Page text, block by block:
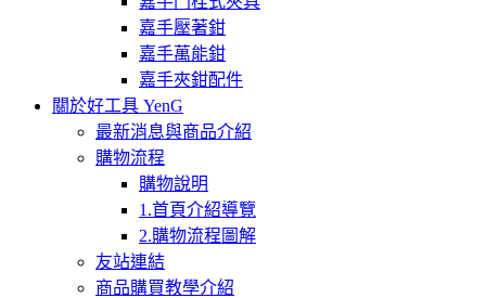
嘉手壓著鉗
嘉手萬能鉗
嘉手夾鉗配件
關於好工具 YenG
最新消息與商品介紹
購物流程
購物說明
1.首頁介紹導覽
2.購物流程圖解
友站連結
商品購買教學介紹